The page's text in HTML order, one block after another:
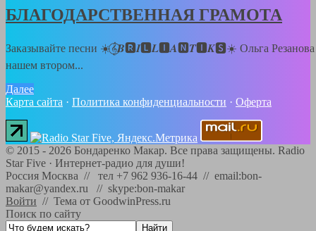
БЛАГОДАРСТВЕННАЯ ГРАМОТА
Заказывайте песни ☀️𝄞⃝𝑩🆁𝑰🅻𝑳🅸𝑨🅽𝑻🅸𝑲🆂☀️ Ольга Резанова
нашем втором...
Далее
Карта сайта · Политика конфиденциальности · Оферта
© 2015 - 2026 Бондаренко Макар. Все права защищены. Radio
Star Five · Интернет-радио для души!
Россия Москва // тел +7 962 936-16-44 // email:bon-
makar@yandex.ru // skype:bon-makar
Войти // Тема от GoodwinPress.ru
Поиск по сайту